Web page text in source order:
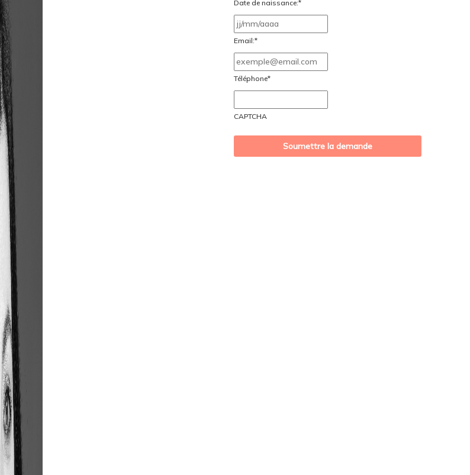
Date de naissance:*
slash
MM
Email:*
Téléphone*
CAPTCHA